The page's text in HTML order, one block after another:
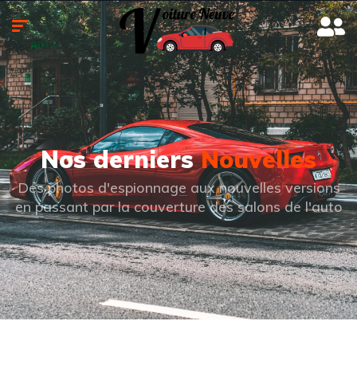
Nos derniersNouvelles
Des photos d'espionnage aux nouvelles versions
en passant par la couverture des salons de l'auto